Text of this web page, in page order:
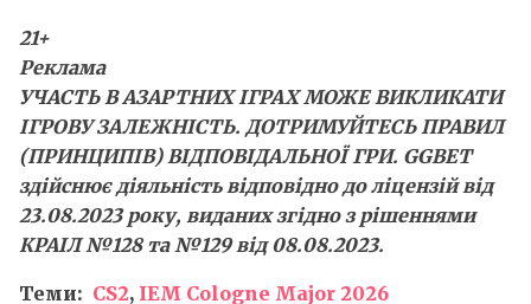
21+
Реклама
УЧАСТЬ В АЗАРТНИХ ІГРАХ МОЖЕ ВИКЛИКАТИ
ІГРОВУ ЗАЛЕЖНІСТЬ. ДОТРИМУЙТЕСЬ ПРАВИЛ
(ПРИНЦИПІВ) ВІДПОВІДАЛЬНОЇ ГРИ. GGBET
здійснює діяльність відповідно до ліцензій від
23.08.2023 року, виданих згідно з рішеннями
КРАІЛ №128 та №129 від 08.08.2023.
Теми: CS2, IEM Cologne Major 2026